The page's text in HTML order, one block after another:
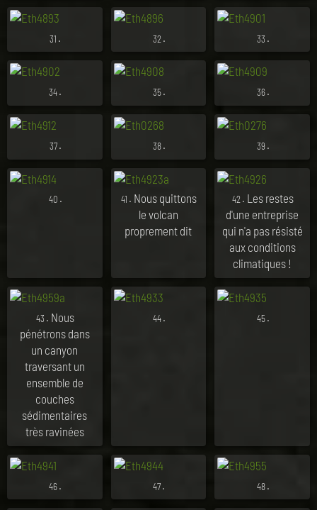
31 . 32 . 33 .
34. 35. 36 .
37 . 38. 39 .
40 . 41 . Nous quittons
le volcan
proprement dit
42. Les restes
d'une entreprise
qui n'a pas résisté
aux conditions
climatiques !
43 . Nous
pénétrons dans
un canyon
traversant un
ensemble de
couches
sédimentaires
très ravinées
44. 45 .
46. 47. 48 .